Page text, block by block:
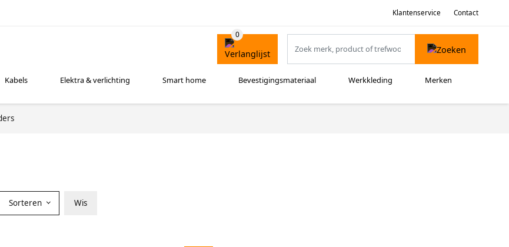
Klantenservice Contact
Kabels Elektra & verlichting Smart home Bevestigingsmateriaal Werkkleding Merken
Sorteren Wis